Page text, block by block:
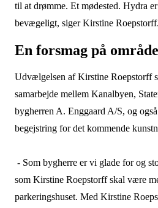
til at drømme. Et mødested. Hydra
bevægeligt, siger Kirstine Roepstorff.
En forsmag på
Udvælgelsen af Kirstine Roepstorff
samarbejde mellem Kanalbyen,
bygherren A. Enggaard A/S, og
begejstring for det kommende
- Som bygherre er vi glade for og
som Kirstine Roepstorff skal være
parkeringshuset. Med Kirstine